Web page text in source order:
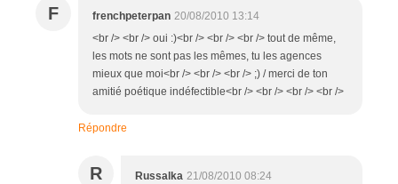
F frenchpeterpan 20/08/2010 13:14
<br /> <br /> oui :)<br /> <br /> <br /> tout de même,
les mots ne sont pas les mêmes, tu les agences
mieux que moi<br /> <br /> <br /> ;) / merci de ton
amitié poétique indéfectible<br /> <br /> <br /> <br />
Répondre
R Russalka 21/08/2010 08:24